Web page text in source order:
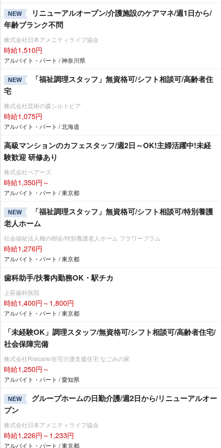
NEW
リニューアルオープン/介護施設のケアマネ/週1日から/
年齢ブランク不問
株式会社日本アメニティライフ協会
時給1,510円
アルバイト・パート / 神奈川県
NEW
「福祉調理スタッフ」無資格可/シフト相談可/高齢者住
宅
株式会社芸術の森シルトピア
時給1,075円
アルバイト・パート / 北海道
高級マンションのカフェスタッフ/週2日～OK!主婦活躍中!未経
験歓迎 研修あり
株式会社ベアーズ
時給1,350円～
アルバイト・パート / 東京都
NEW
「福祉調理スタッフ」無資格可/シフト相談可/特別養護
老人ホーム
社会福祉法人梅の樹会/特別養護老人ホーム フラワープラム
時給1,276円
アルバイト・パート / 東京都
歯科助手/扶養内勤務OK・駅チカ
上荻歯科医院
時給1,400円～1,800円
アルバイト・パート / 東京都
「未経験OK」調理スタッフ/無資格可/シフト相談可/高齢者住宅/
社会保障完備
株式会社Risicare/在宅介護支援住宅 なごみの家
時給1,250円～
アルバイト・パート / 愛知県
NEW
グループホームの日勤介護/週2日から/リニューアルオー
プン
株式会社日本アメニティライフ協会
時給1,226円～1,233円
アルバイト・パート / 東京都